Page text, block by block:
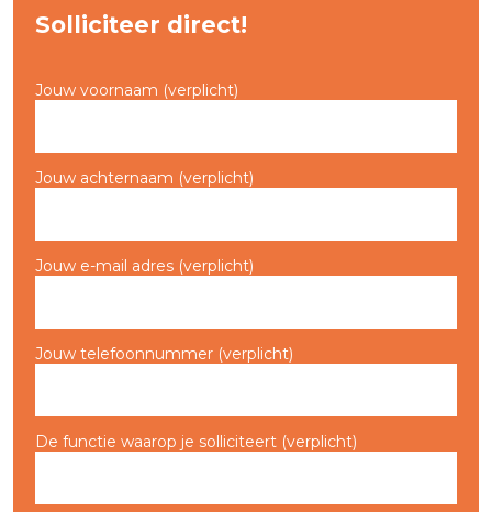
Solliciteer direct!
Jouw voornaam (verplicht)
Jouw achternaam (verplicht)
Jouw e-mail adres (verplicht)
Jouw telefoonnummer (verplicht)
De functie waarop je solliciteert (verplicht)